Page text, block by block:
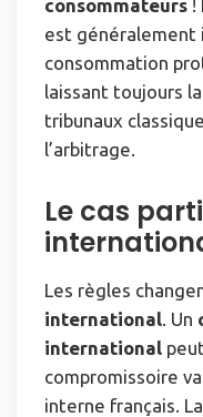
consommateurs !
est généralement
consommation
laissant toujours
tribunaux
l’arbitrage.
Le cas
Les règles
international . Un
international
compromissoire
interne français.